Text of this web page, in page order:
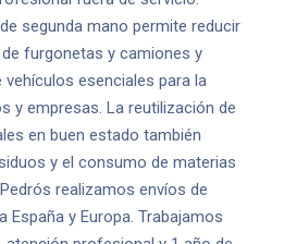
segunda mano permite reducir
furgonetas y camiones y
vehículos esenciales para la
y empresas. La reutilización de
en buen estado también
y el consumo de materias
realizamos envíos de
y Europa. Trabajamos